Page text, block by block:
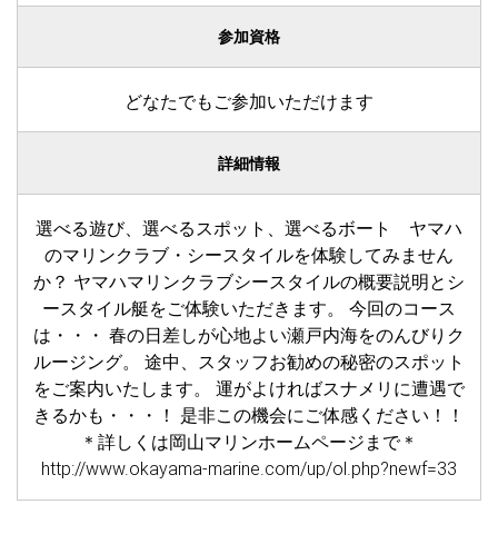
参加資格
どなたでもご参加いただけます
詳細情報
選べる遊び、選べるスポット、選べるボート ヤマハ
のマリンクラブ・シースタイルを体験してみません
か？ ヤマハマリンクラブシースタイルの概要説明とシ
ースタイル艇をご体験いただきます。 今回のコース
は・・・ 春の日差しが心地よい瀬戸内海をのんびりク
ルージング。 途中、スタッフお勧めの秘密のスポット
をご案内いたします。 運がよければスナメリに遭遇で
きるかも・・・！ 是非この機会にご体感ください！！
＊詳しくは岡山マリンホームページまで＊
http://www.okayama-marine.com/up/ol.php?newf=33